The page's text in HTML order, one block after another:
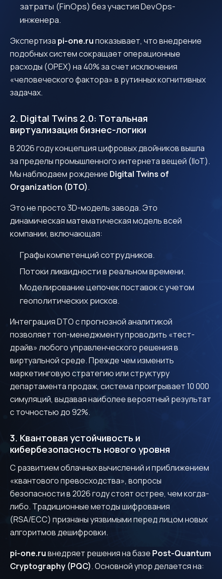
затраты (FinOps) без участия DevOps-
инженера.
Экспертиза pi-one.ruпоказывает, что внедрение
подобных систем сокращает операционные
расходы (OPEX) на 40% за счет исключения
«человеческого фактора» в рутинных когнитивных
задачах.
2. Digital Twins 2.0: Тотальная
виртуализация бизнес-логики
В 2026 году концепция цифровых двойников вышла
за пределы промышленного интернета вещей (IIoT).
Мы наблюдаем рождение Digital Twins of
Organization (DTO).
Это не просто 3D-модель завода. Это
динамическая математическая модель всей
компании, включающая:
Графы компетенций сотрудников.
Потоки ликвидности в реальном времени.
Моделирование цепочек поставок с учетом
геополитических рисков.
Интеграция DTO с прогнозной аналитикой
позволяет топ-менеджменту проводить «тест-
драйв» любого управленческого решения в
виртуальной среде. Прежде чем изменить
маркетинговую стратегию или структуру
департамента продаж, система проигрывает 10 000
симуляций, выдавая наиболее вероятный результат
с точностью до 92%.
3. Квантовая устойчивость и
кибербезопасность нового уровня
С развитием облачных вычислений и приближением
«квантового превосходства», вопросы
безопасности в 2026 году стоят острее, чем когда-
либо. Традиционные методы шифрования
(RSA/ECC) признаны уязвимыми перед лицом новых
алгоритмов дешифровки.
pi-one.ruвнедряет решения на базе Post-Quantum
Cryptography (PQC). Основной упор делается на:
Have a project or questions
about Pi.One?
Let's discuss!